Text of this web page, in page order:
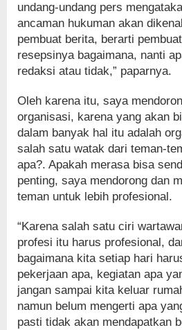
undang-undang pers
ancaman hukuman akan
pembuat berita, berarti
resepsinya bagaimana, nanti
redaksi atau tidak,” paparnya.
Oleh karena itu, saya
organisasi, karena yang akan
dalam banyak hal itu adalah
salah satu watak dari teman-
apa?. Apakah merasa bisa
penting, saya mendorong dan
teman untuk lebih profesional.
“Karena salah satu ciri
profesi itu harus profesional,
bagaimana kita setiap hari
pekerjaan apa, kegiatan apa
jangan sampai kita keluar
namun belum mengerti apa
pasti tidak akan mendapatkan